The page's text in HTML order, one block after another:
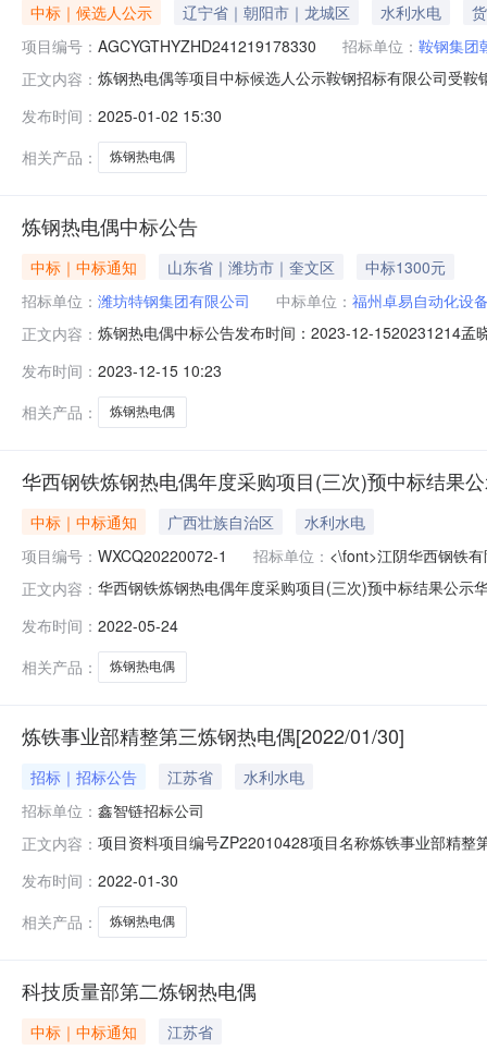
中标｜候选人公示 辽宁省｜朝阳市｜龙城区 水利水电
项目编号： AGCYGTHYZHD241219178330 招标单位： 鞍钢集团
正文内容： 炼钢热电偶等项目中标候选人公示鞍钢招标有限公司受
评标结果公示如下：招标编号：
发布时间： 2025-01-02 15:30
相关产品：
炼钢热电偶
炼钢热电偶中标公告
中标｜中标通知 山东省｜潍坊市｜奎文区
中标1300元
招标单位： 潍坊特钢集团有限公司 中标单位： 福州卓易自动化设
正文内容： 炼钢热电偶中标公告发布时间：2023-12-1520231214孟
通知及本项目需求拟定合同，并尽快审批、备案。潍坊
发布时间： 2023-12-15 10:23
相关产品：
炼钢热电偶
华西钢铁炼钢热电偶年度采购项目(三次)预中标结果
中标｜中标通知 广西壮族自治区
水利水电
项目编号： WXCQ20220072-1 招标单位： <\font>江阴华西钢铁
正文内容： 华西钢铁炼钢热电偶年度采购项目(三次)预中标结果公示
称：柳州市东南仪器仪表有限公司投标报价：
限公司招标代理：无锡产
发布时间： 2022-05-24
相关产品：
炼钢热电偶
炼铁事业部精整第三炼钢热电偶[2022/01/30]
招标｜招标公告 江苏省
水利水电
招标单位： 鑫智链招标公司
正文内容： 项目资料项目编号ZP22010428项目名称炼铁事业部精
网址http://www.njxic.cn项目类型邀请招标(只有被邀请的
发布时间： 2022-01-30
相关产品：
炼钢热电偶
科技质量部第二炼钢热电偶
中标｜中标通知 江苏省